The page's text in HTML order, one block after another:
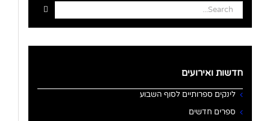
Search
for:
חדשות ואירועים
לינקים ספרותיים לסוף השבוע
ספרים חדשים